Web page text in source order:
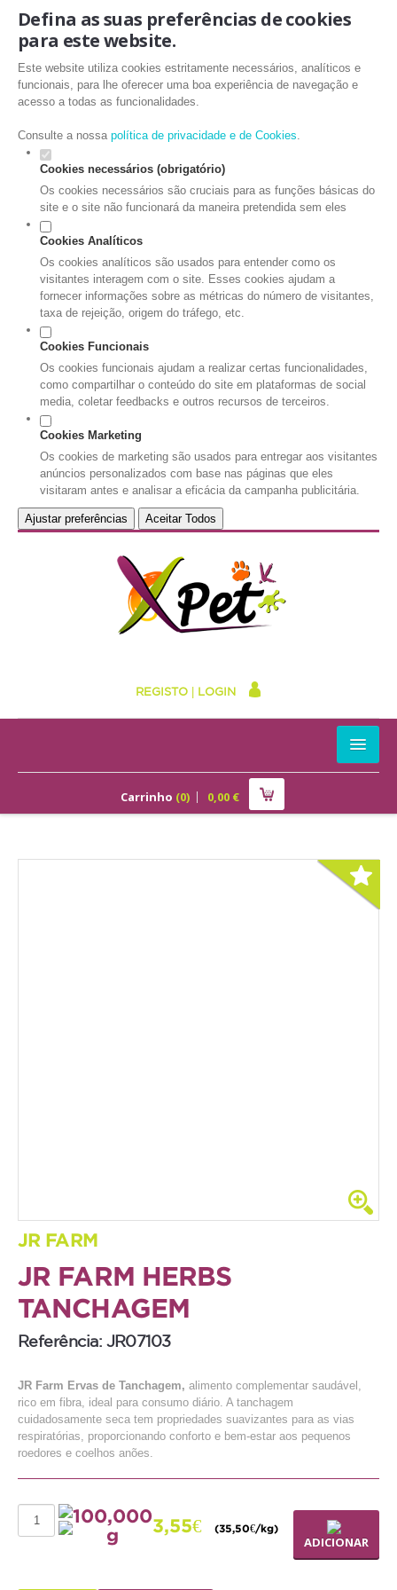
Defina as suas preferências de cookies
para este website.
Este website utiliza cookies estritamente necessários, analíticos e
funcionais, para lhe oferecer uma boa experiência de navegação e
acesso a todas as funcionalidades.
Consulte a nossa política de privacidade e de Cookies.
Cookies necessários (obrigatório)
Os cookies necessários são cruciais para as funções básicas do
site e o site não funcionará da maneira pretendida sem eles
Cookies Analíticos
Os cookies analíticos são usados para entender como os
visitantes interagem com o site. Esses cookies ajudam a
fornecer informações sobre as métricas do número de visitantes,
taxa de rejeição, origem do tráfego, etc.
Cookies Funcionais
Os cookies funcionais ajudam a realizar certas funcionalidades,
como compartilhar o conteúdo do site em plataformas de social
media, coletar feedbacks e outros recursos de terceiros.
Cookies Marketing
Os cookies de marketing são usados para entregar aos visitantes
anúncios personalizados com base nas páginas que eles
visitaram antes e analisar a eficácia da campanha publicitária.
Ajustar preferências Aceitar Todos
REGISTO LOGIN
ALIMENTAÇÃO
Coelho
Porquinho da Índia
Chinchila
Furão
Gerbo
Degu
Hamster
Ratazana
Ouriço
Esquilo
Carrinho (0) 0,00€
JR FARM
JR FARM HERBS
TANCHAGEM
Referência: JR07103
JR Farm Ervas de Tanchagem, alimento complementar saudável,
rico em fibra, ideal para consumo diário. A tanchagem
cuidadosamente seca tem propriedades suavizantes para as vias
respiratórias, proporcionando conforto e bem-estar aos pequenos
roedores e coelhos anões.
100,000
g
3,55€ (35,50€/kg)
ADICIONAR